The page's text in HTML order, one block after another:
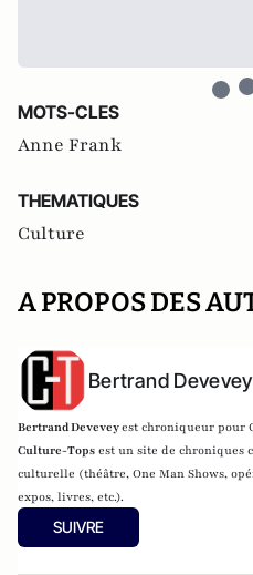
MOTS-CLES
Anne Frank
THEMATIQUES
Culture
A PROPOS DES
Bertrand
Bertrand Deveveyest chroniqueur pour
Culture-Tops est un site de chroniques
culturelle (théâtre, One Man Shows,
expos, livres, etc.).
SUIVRE